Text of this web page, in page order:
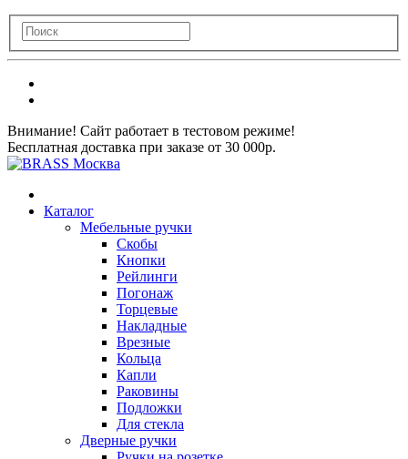
Внимание! Сайт работает в тестовом режиме!
Бесплатная доставка при заказе от 30 000р.
Каталог
Мебельные ручки
Скобы
Кнопки
Рейлинги
Погонаж
Торцевые
Накладные
Врезные
Кольца
Капли
Раковины
Подложки
Для стекла
Дверные ручки